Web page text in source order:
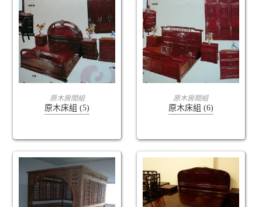
查看內容
原木房間組
原木床組 (5)
查看內容
原木房間組
原木床組 (6)